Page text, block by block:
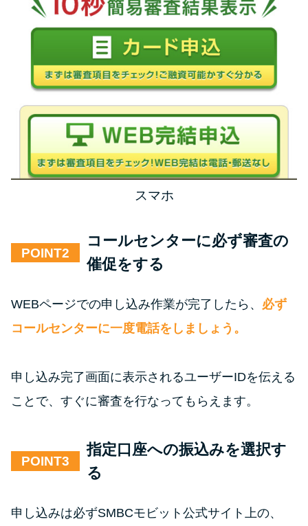
スマホ
POINT
コールセンターに必ず審査の
催促をする
WEBページでの申し込み作業が完了したら、 必ず
コールセンターに一度電話をしましょう。
申し込み完了画面に表示されるユーザーIDを伝える
ことで、すぐに審査を行なってもらえます。
POINT
指定口座への振込みを選択す
る
申し込みは必ずSMBCモビット公式サイト上の、